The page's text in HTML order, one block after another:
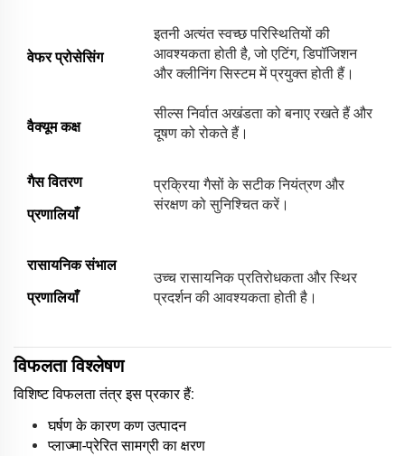
वेफर प्रोसेसिंग
इतनी अत्यंत स्वच्छ परिस्थितियों की
आवश्यकता होती है, जो एटिंग, डिपॉजिशन
और क्लीनिंग सिस्टम में प्रयुक्त होती हैं।
वैक्यूम कक्ष
सील्स निर्वात अखंडता को बनाए रखते हैं और
दूषण को रोकते हैं।
गैस वितरण
प्रणालियाँ
प्रक्रिया गैसों के सटीक नियंत्रण और
संरक्षण को सुनिश्चित करें।
रासायनिक संभाल
प्रणालियाँ
उच्च रासायनिक प्रतिरोधकता और स्थिर
प्रदर्शन की आवश्यकता होती है।
विफलता विश्लेषण
विशिष्ट विफलता तंत्र इस प्रकार हैं:
घर्षण के कारण कण उत्पादन
प्लाज्मा-प्रेरित सामग्री का क्षरण